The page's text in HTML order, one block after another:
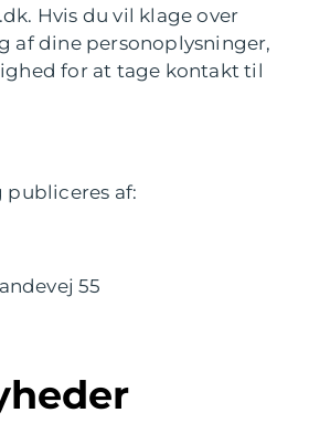
Hvis du vil klage over
af dine personoplysninger,
for at tage kontakt til
publiceres af:
55